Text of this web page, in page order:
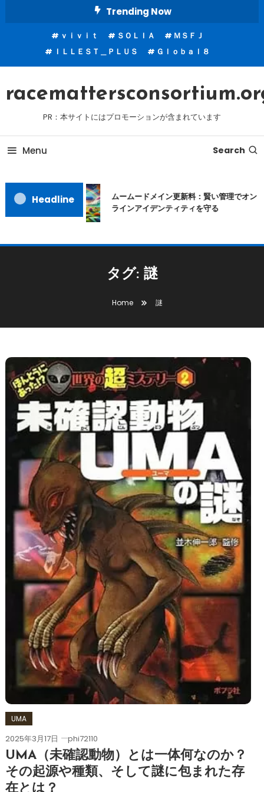
Trending Now
ｖｉｖｉｔ ＳＯＬＩＡ
ＭＳＦＪ
ＩＬＬＥＳＴ＿ＰＬＵＳ
Ｇｌｏｂａｌ８
PR：本サイトにはプロモーションが含まれています
Menu Search
Headline
ムームードメイン更新料：賢い管理でオン
ラインアイデンティティを守る
タグ: 謎
Home 謎
UMA
2025年3月17日 phi72110
UMA（未確認動物）とは一体何なのか？
その起源や種類、そして謎に包まれた存
在とは？